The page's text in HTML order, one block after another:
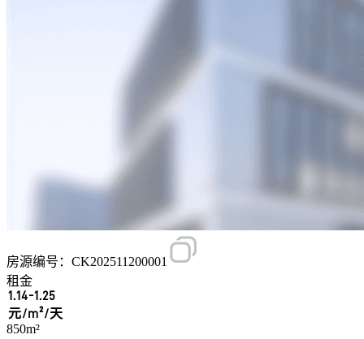
房源编号：CK202511200001
租金
1.14-1.25
元/m²/天
850m²